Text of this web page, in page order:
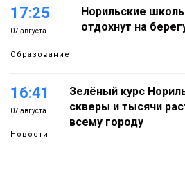
17:25
07 августа
Образование
Норильские
отдохнут на
16:41
07 августа
Новости
Зелёный курс
скверы и тысячи
всему городу